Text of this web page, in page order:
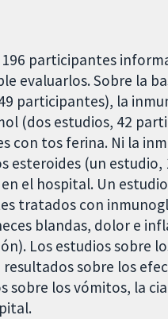
participantes
evaluarlos. Sobre la
participantes), la
(dos estudios, 42
con tos ferina. Ni la
esteroides (un
el hospital. Un
tratados con
blandas, dolor e
Los estudios sobre
sobre los
los vómitos, la